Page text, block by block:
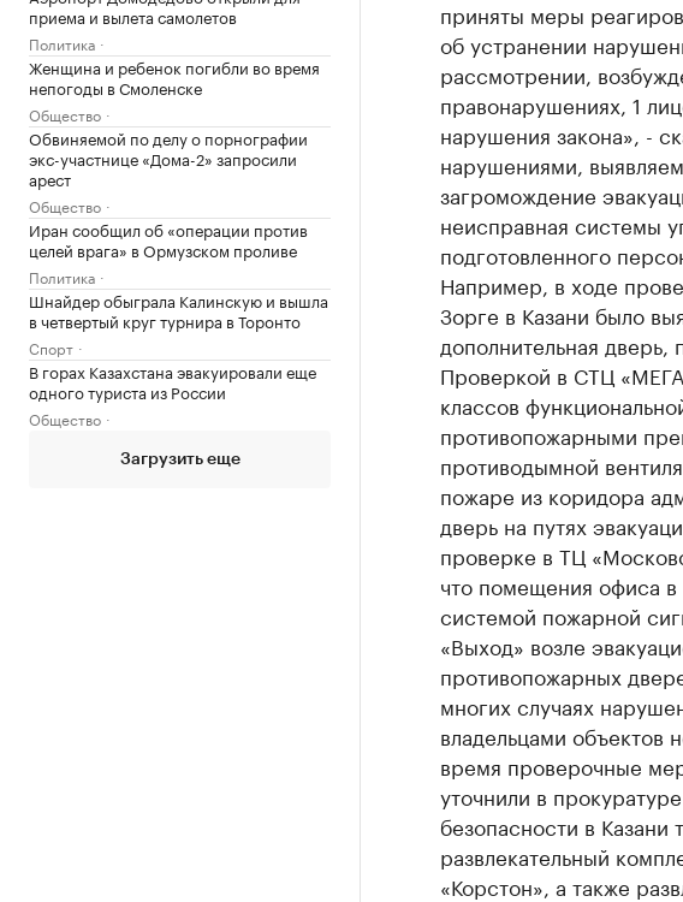
приема и вылета самолетов
Политика
Женщина и ребенок погибли во время
непогоды в Смоленске
Общество
Обвиняемой по делу о порнографии
экс-участнице «Дома-2» запросили
арест
Общество
Иран сообщил об «операции против
целей врага» в Ормузском проливе
Политика
Шнайдер обыграла Калинскую и вышла
в четвертый круг турнира в Торонто
Спорт
В горах Казахстана эвакуировали еще
одного туриста из России
Общество
Загрузить еще
приняты меры
об устранении
рассмотрении,
правонарушениях, 1
нарушения закона», -
нарушениями,
загромождение
неисправная системы
подготовленного
Например, в ходе
Зорге в Казани было
дополнительная
Проверкой в СТЦ
классов
противопожарными
противодымной
пожаре из коридора
дверь на путях
проверке в ТЦ
что помещения офиса
системой пожарной
«Выход» возле
противопожарных
многих случаях
владельцами объектов
время проверочные
уточнили в
безопасности в Казани
развлекательный
«Корстон», а также